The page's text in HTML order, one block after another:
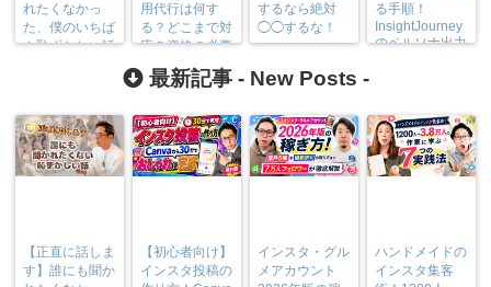
れたくなかっ
た、僕のいちば
ん恥ずかしい話
用代行は何す
る？どこまで対
応？資格の必要
性も調査
するなら絶対
◯◯するな！
る手順！
InsightJourney
のペルソナ出力
最新記事 - New Posts -
【正直に話しま
す】誰にも聞か
【初心者向け】
インスタ投稿の
インスタ・グル
メアカウント
ハンドメイドの
インスタ集客